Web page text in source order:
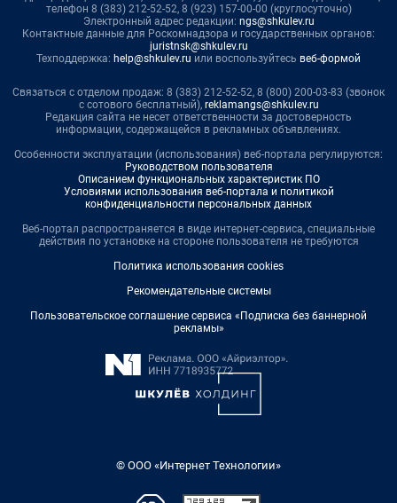
телефон 8 (383) 212-52-52, 8 (923) 157-00-00 (круглосуточно)
Электронный адрес редакции: ngs@shkulev.ru
Контактные данные для Роскомнадзора и государственных органов:
juristnsk@shkulev.ru
Техподдержка: help@shkulev.ru или воспользуйтесь веб-формой
Связаться с отделом продаж: 8 (383) 212-52-52, 8 (800) 200-03-83 (звонок
с сотового бесплатный), reklamangs@shkulev.ru
Редакция сайта не несет ответственности за достоверность
информации, содержащейся в рекламных объявлениях.
Особенности эксплуатации (использования) веб-портала регулируются:
Руководством пользователя
Описанием функциональных характеристик ПО
Условиями использования веб-портала и политикой
конфиденциальности персональных данных
Веб-портал распространяется в виде интернет-сервиса, специальные
действия по установке на стороне пользователя не требуются
Политика использования cookies
Рекомендательные системы
Пользовательское соглашение сервиса «Подписка без баннерной
рекламы»
© ООО «Интернет Технологии»